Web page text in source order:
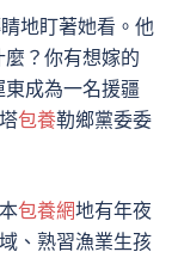
地盯著她看。他
麼？你有想嫁的
成為一名援疆
包養勒鄉黨委委
本包養網地有年夜
、熟習漁業生孩